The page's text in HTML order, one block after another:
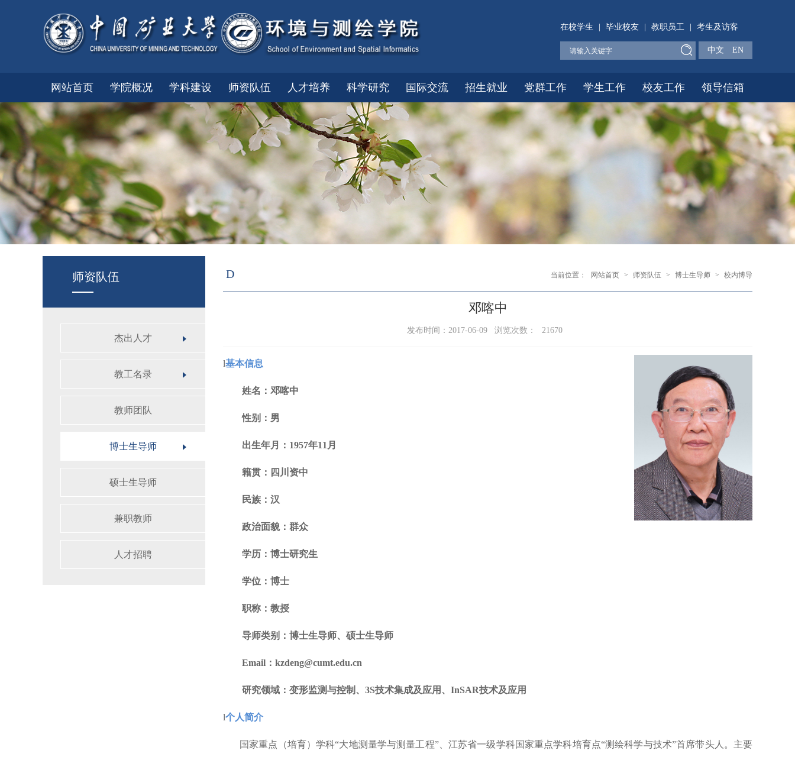
在校学生 毕业校友 教职员工 考生及访客
中文 EN
网站首页 学院概况 学科建设 师资队伍 人才培养 科学研究 国际交流 招生就业 党群工作 学生工作 校友工作 领导信箱
师资队伍
杰出人才
教工名录
教师团队
博士生导师
硕士生导师
兼职教师
人才招聘
当前位置： 网站首页 > 师资队伍 > 博士生导师 > 校内博导
D
邓喀中
发布时间：2017-06-09 浏览次数： 21670
l基本信息
姓名：邓喀中
性别：男
出生年月： 1957年11 月
籍贯：四川资中
民族：汉
政治面貌：群众
学历：博士研究生
学位：博士
职称：教授
导师类别：博士生导师、硕士生导师
Email ： kzdeng@cumt.edu.cn
研究领域：变形监测与控制、 3S技术集成及应用、 InSAR技术及应用
l个人简介
国家重点（培育）学科“大地测量学与测量工程”、江苏省一级学科国家重点学科培育点“测绘科学与技术”首席带头人。主要